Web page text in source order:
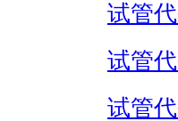
试管
试管
试管